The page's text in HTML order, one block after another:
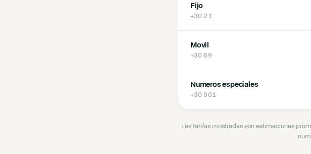
Fijo
+30 21
Movil
+30 69
Numeros especiales
+30 901
Las tarifas mostradas son estimaciones